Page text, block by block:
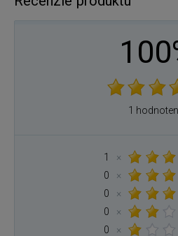
1
1
×
0
×
0
×
0
×
0
×